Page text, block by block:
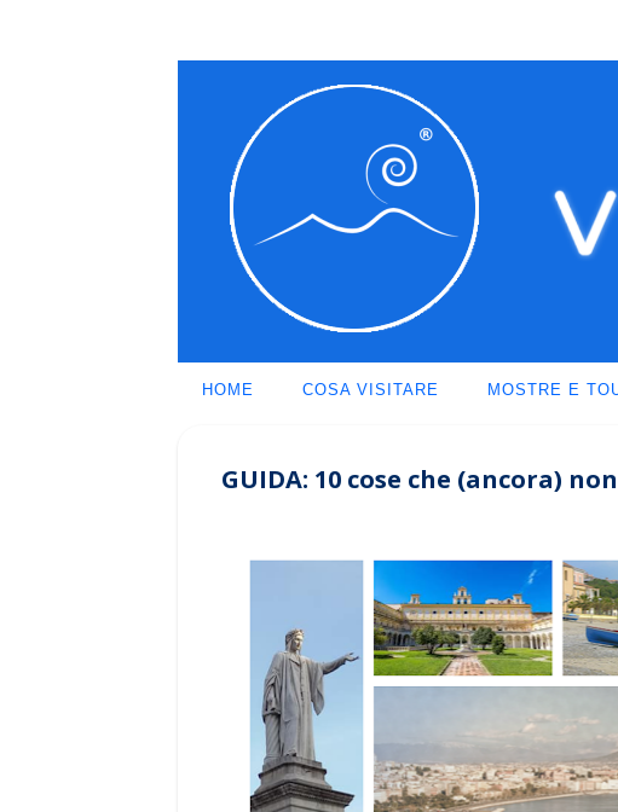
HOME COSA VISITARE MOSTRE E
GUIDA: 10 cose che (ancora)